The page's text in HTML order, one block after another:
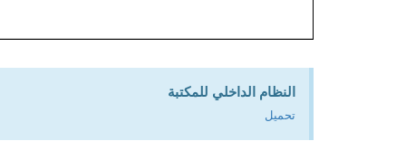
النظام الداخلي للمكتبة
تحميل